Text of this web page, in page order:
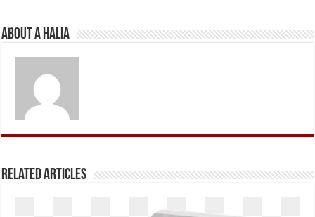
About A Halia
Related Articles